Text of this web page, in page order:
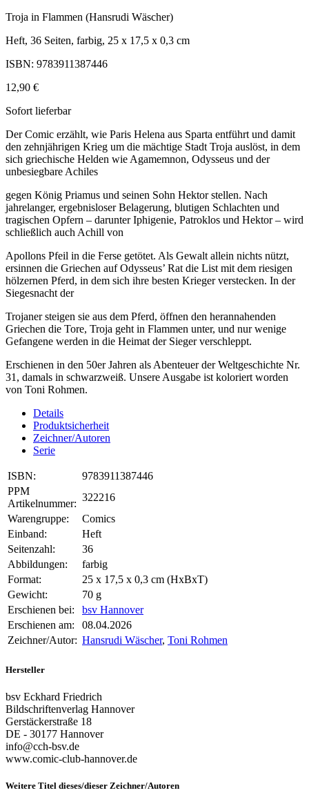
Troja in Flammen (Hansrudi Wäscher)
Heft, 36 Seiten, farbig, 25 x 17,5 x 0,3 cm
ISBN: 9783911387446
12,90 €
Sofort lieferbar
Der Comic erzählt, wie Paris Helena aus Sparta entführt und damit
den zehnjährigen Krieg um die mächtige Stadt Troja auslöst, in dem
sich griechische Helden wie Agamemnon, Odysseus und der
unbesiegbare Achiles
gegen König Priamus und seinen Sohn Hektor stellen. Nach
jahrelanger, ergebnisloser Belagerung, blutigen Schlachten und
tragischen Opfern – darunter Iphigenie, Patroklos und Hektor – wird
schließlich auch Achill von
Apollons Pfeil in die Ferse getötet. Als Gewalt allein nichts nützt,
ersinnen die Griechen auf Odysseus’ Rat die List mit dem riesigen
hölzernen Pferd, in dem sich ihre besten Krieger verstecken. In der
Siegesnacht der
Trojaner steigen sie aus dem Pferd, öffnen den herannahenden
Griechen die Tore, Troja geht in Flammen unter, und nur wenige
Gefangene werden in die Heimat der Sieger verschleppt.
Erschienen in den 50er Jahren als Abenteuer der Weltgeschichte Nr.
31, damals in schwarzweiß. Unsere Ausgabe ist koloriert worden
von Toni Rohmen.
Details
Produktsicherheit
Zeichner/Autoren
Serie
ISBN:
9783911387446
PPM
Artikelnummer:
322216
Warengruppe:
Comics
Einband:
Heft
Seitenzahl:
36
Abbildungen:
farbig
Format:
25 x 17,5 x 0,3 cm (HxBxT)
Gewicht:
70 g
Erschienen bei:
bsv Hannover
Erschienen am:
08.04.2026
Zeichner/Autor: Hansrudi Wäscher, Toni Rohmen
Hersteller
bsv Eckhard Friedrich
Bildschriftenverlag Hannover
Gerstäckerstraße 18
DE - 30177 Hannover
info@cch-bsv.de
www.comic-club-hannover.de
Weitere Titel dieses/dieser Zeichner/Autoren